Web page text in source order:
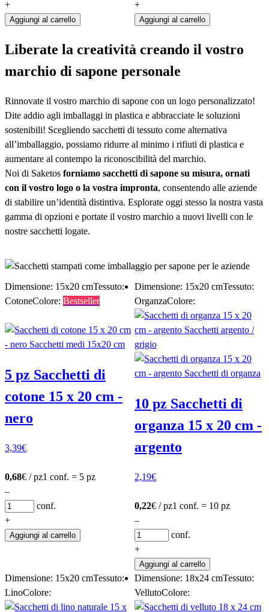
+
Aggiungi al carrello
+
Aggiungi al carrello
Liberate la creatività creando il vostro
marchio di sapone personale
Rinnovate il vostro marchio di sapone con un logo personalizzato!
Dite addio agli imballaggi in plastica e abbracciate le soluzioni
sostenibili! Scegliendo sacchetti di tessuto come alternativa
all’imballaggio, possiamo ridurre al minimo i rifiuti di plastica e
aumentare al contempo la riconoscibilità del marchio.
Noi di Saketos forniamo sacchetti di sapone su misura, ornati
con il vostro logo o la vostra impronta, consentendo alle aziende
di stabilire un’identità distintiva. Esplorate oggi stesso la nostra vasta
gamma di opzioni e portate il vostro marchio a nuovi livelli con le
nostre sacchetti logate.
Dimensione: 15x20 cmTessuto:
CotoneColore: Bestseller
5 pz Sacchetti di
cotone 15 x 20 cm -
nero
3,39€
0,68€ / pz1 conf. = 5 pz
–
conf.
+
Aggiungi al carrello
Dimensione: 15x20 cmTessuto:
OrganzaColore:
10 pz Sacchetti di
organza 15 x 20 cm -
argento
2,19€
0,22€ / pz1 conf. = 10 pz
–
conf.
+
Aggiungi al carrello
Dimensione: 15x20 cmTessuto:
LinoColore:
Dimensione: 18x24 cmTessuto:
VellutoColore: